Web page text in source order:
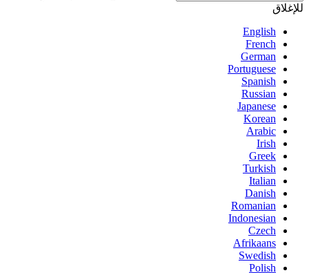
للإغلاق
English
French
German
Portuguese
Spanish
Russian
Japanese
Korean
Arabic
Irish
Greek
Turkish
Italian
Danish
Romanian
Indonesian
Czech
Afrikaans
Swedish
Polish